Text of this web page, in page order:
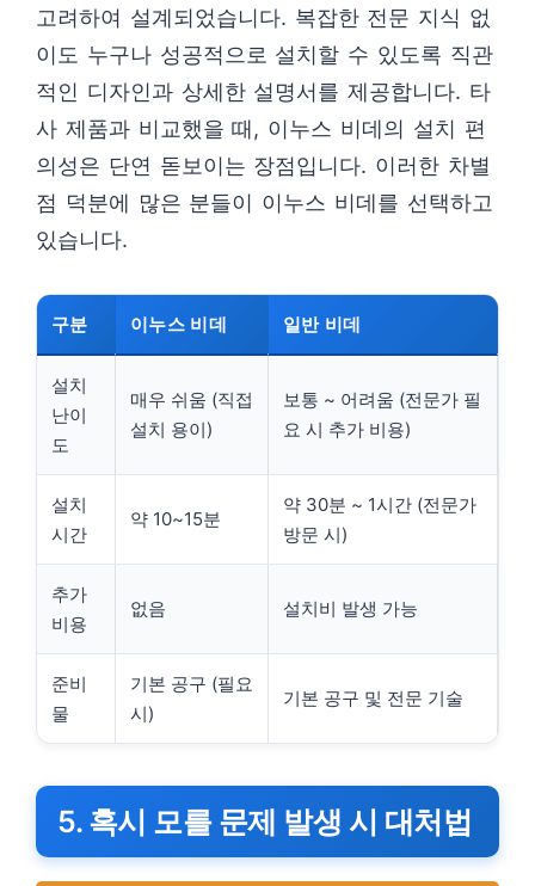
고려하여 설계되었습니다. 복잡한 전문 지식 없
이도 누구나 성공적으로 설치할 수 있도록 직관
적인 디자인과 상세한 설명서를 제공합니다. 타
사 제품과 비교했을 때, 이누스 비데의 설치 편
의성은 단연 돋보이는 장점입니다. 이러한 차별
점 덕분에 많은 분들이 이누스 비데를 선택하고
있습니다.
구분 이누스 비데 일반 비데
설치
난이
도
매우 쉬움 (직접
설치 용이)
보통 ~ 어려움 (전문가 필
요 시 추가 비용)
설치
시간
약 10~15분
약 30분 ~ 1시간 (전문가
방문 시)
추가
비용
없음 설치비 발생 가능
준비
물
기본 공구 (필요
시)
기본 공구 및 전문 기술
5. 혹시 모를 문제 발생 시 대처법